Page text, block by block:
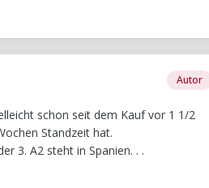
Autor
schon seit dem Kauf vor 1 1/2
Standzeit hat.
3. A2 steht in Spanien. . .